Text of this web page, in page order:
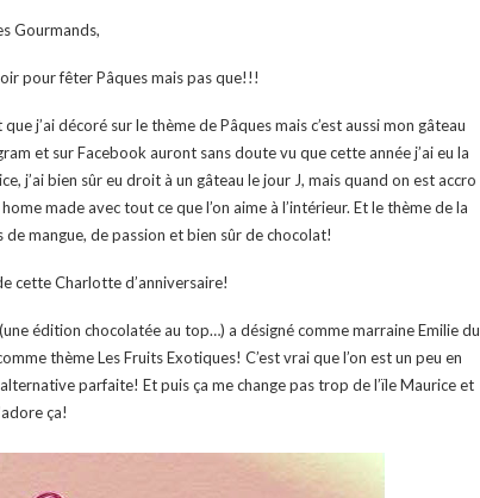
Gourmands,
pour fêter Pâques mais pas que!!!
j’ai décoré sur le thème de Pâques mais c’est aussi mon gâteau
et sur Facebook auront sans doute vu que cette année j’ai eu la
j’ai bien sûr eu droit à un gâteau le jour J, mais quand on est accro
made avec tout ce que l’on aime à l’intérieur. Et le thème de la
mangue, de passion et bien sûr de chocolat!
cette Charlotte d’anniversaire!
édition chocolatée au top…) a désigné comme marraine Emilie du
thème Les Fruits Exotiques! C’est vrai que l’on est un peu en
parfaite! Et puis ça me change pas trop de l’ïle Maurice et
ça!